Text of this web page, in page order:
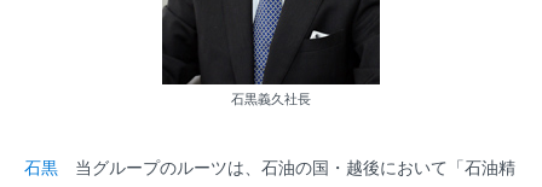
石黒義久社長
石黒 当グループのルーツは、石油の国・越後において「石油精